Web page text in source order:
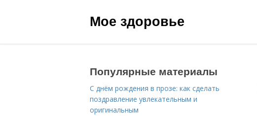
Мое здоровье
Популярные материалы
С днём рождения в прозе: как сделать
поздравление увлекательным и
оригинальным